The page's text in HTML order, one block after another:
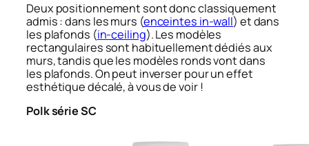
Deux positionnement sont donc classiquement
admis : dans les murs (enceintes in-wall) et dans
les plafonds (in-ceiling). Les modèles
rectangulaires sont habituellement dédiés aux
murs, tandis que les modèles ronds vont dans
les plafonds. On peut inverser pour un effet
esthétique décalé, à vous de voir !
Polk série SC